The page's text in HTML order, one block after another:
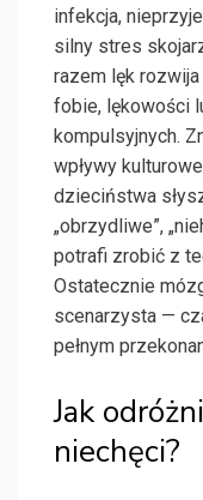
infekcja,
silny stres
razem lęk
fobie, lękowości
kompulsyjnych.
wpływy
dzieciństwa
„obrzydliwe”,
potrafi zrobić z
Ostatecznie
scenarzysta —
pełnym
Jak
niechęci?